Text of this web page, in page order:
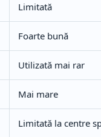
Limitată
Foarte bună
Utilizată mai rar
Mai mare
Limitată la centre